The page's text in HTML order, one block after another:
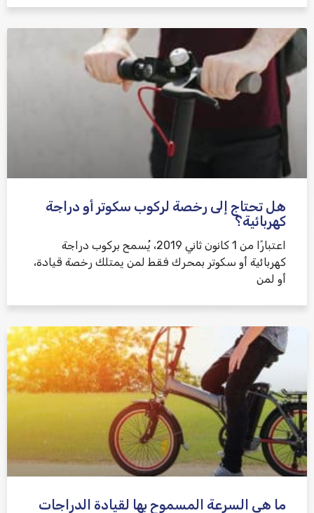
هل تحتاج إلى رخصة لركوب سكوتر أو دراجة
كهربائية؟
اعتبارًا من 1 كانون ثاني 2019، يُسمح بركوب دراجة
كهربائية أو سكوتر بمحرك فقط لمن يمتلك رخصة قيادة،
أو لمن
ما هي السرعة المسموح بها لقيادة الدراجات